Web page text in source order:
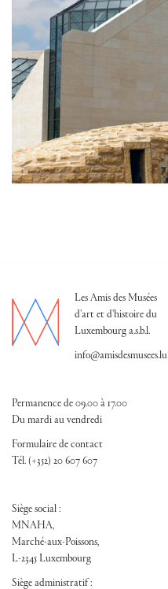
Les Amis des Musées
d'art et d'histoire du
Luxembourg a.s.b.l.
info@amisdesmusees.lu
Permanence de 09.00 à 17.00
Du mardi au vendredi
Formulaire de contact
Tél. (+352) 20 607 607
Siège social :
MNAHA,
Marché-aux-Poissons,
L-2345 Luxembourg
Siège administratif :